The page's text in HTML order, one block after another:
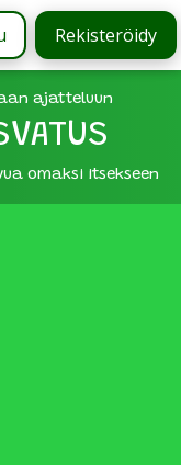
Rekisteröidy
ajatteluun
omaksi itsekseen